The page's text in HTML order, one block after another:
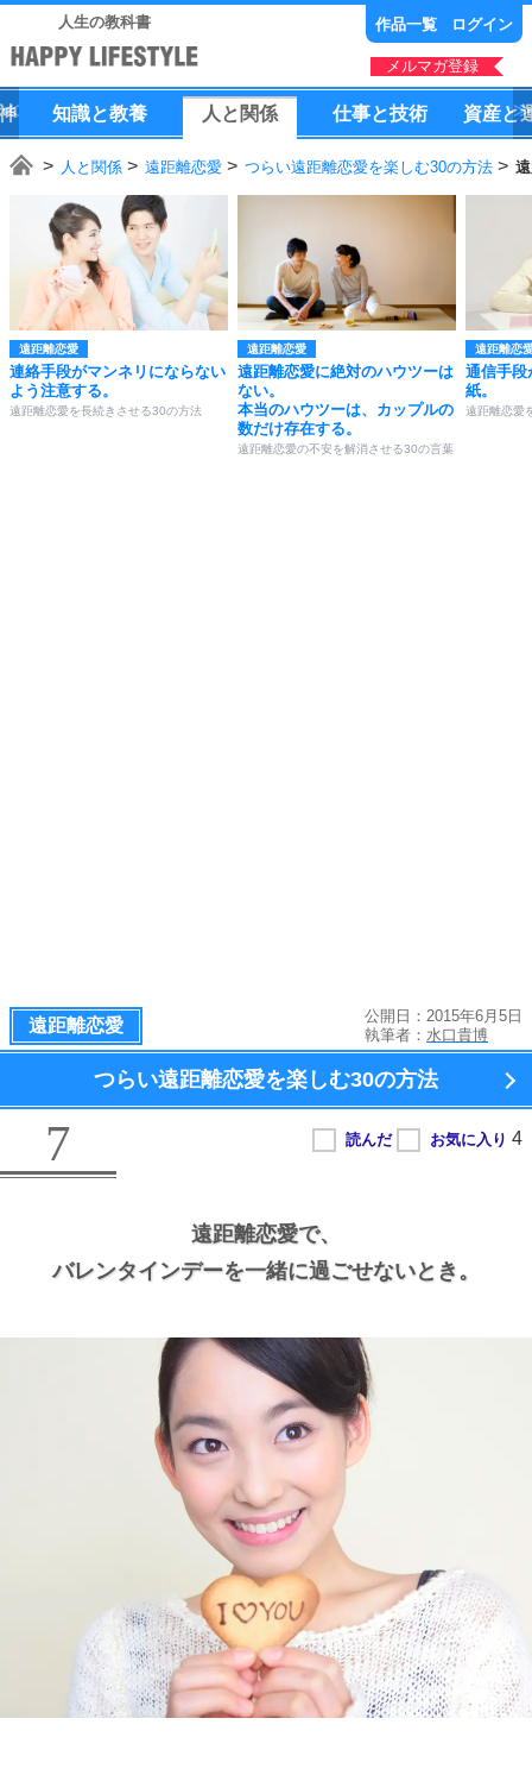
人生の教科書 作品一覧 ログイン
メルマガ登録
知識と教養 人 と 関係 仕事と技術 資産と
人と関係 遠距離恋愛 つらい遠距離恋愛を楽しむ30の方法
遠距離恋愛
連絡手段がマンネリにならない
よう注意する。
遠距離恋愛を長続きさせる30の方法
遠距離恋愛
遠距離恋愛に絶対のハウツーは
ない。
本当のハウツーは、カップルの
数だけ存在する。
遠距離恋愛の不安を解消させる30の言葉
遠距離恋
通信手段
紙。
遠距離恋愛
遠距離恋愛
公開日：2015年6月5日
執筆者： 水口貴博
つらい遠距離恋愛を楽しむ30の方法
7
遠距離恋愛で、
バレンタインデーを一緒に過ごせないとき。